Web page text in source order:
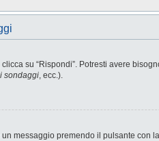
su “Rispondi”. Potresti avere
sondaggi, ecc.).
messaggio premendo il pulsante con